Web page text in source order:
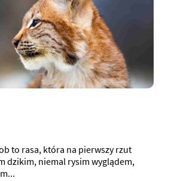
to rasa, która na pierwszy rzut
dzikim, niemal rysim wyglądem,